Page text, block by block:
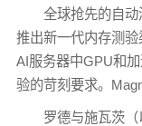
全球抢先的自动
推出新一代内存测
AI服务器中GPU和
验的苛刻要求。
罗德与施瓦茨（以